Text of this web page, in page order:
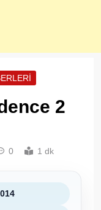
2
0 1 dk